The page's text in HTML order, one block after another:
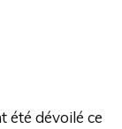
été dévoilé ce